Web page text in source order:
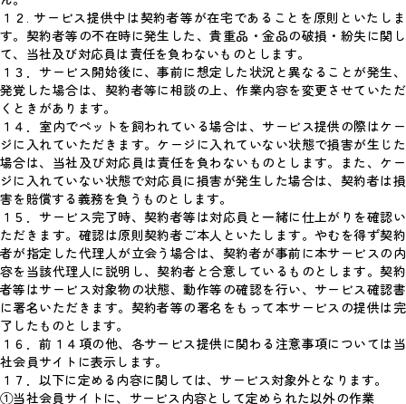
１２. サービス提供中は契約者等が在宅であることを原則といたしま
す。契約者等の不在時に発生した、貴重品・金品の破損・紛失に関し
て、当社及び対応員は責任を負わないものとします。
１３．サービス開始後に、事前に想定した状況と異なることが発生、
発覚した場合は、契約者等に相談の上、作業内容を変更させていただ
くときがあります。
１４．室内でペットを飼われている場合は、サービス提供の際はケー
ジに入れていただきます。ケージに入れていない状態で損害が生じた
場合は、当社及び対応員は責任を負わないものとします。また、ケー
ジに入れていない状態で対応員に損害が発生した場合は、契約者は損
害を賠償する義務を負うものとします。
１５．サービス完了時、契約者等は対応員と一緒に仕上がりを確認い
ただきます。確認は原則契約者ご本人といたします。やむを得ず契約
者が指定した代理人が立会う場合は、契約者が事前に本サービスの内
容を当該代理人に説明し、契約者と合意しているものとします。契約
者等はサービス対象物の状態、動作等の確認を行い、サービス確認書
に署名いただきます。契約者等の署名をもって本サービスの提供は完
了したものとします。
１６．前１４項の他、各サービス提供に関わる注意事項については当
社会員サイトに表示します。
１７．以下に定める内容に関しては、サービス対象外となります。
①当社会員サイトに、サービス内容として定められた以外の作業